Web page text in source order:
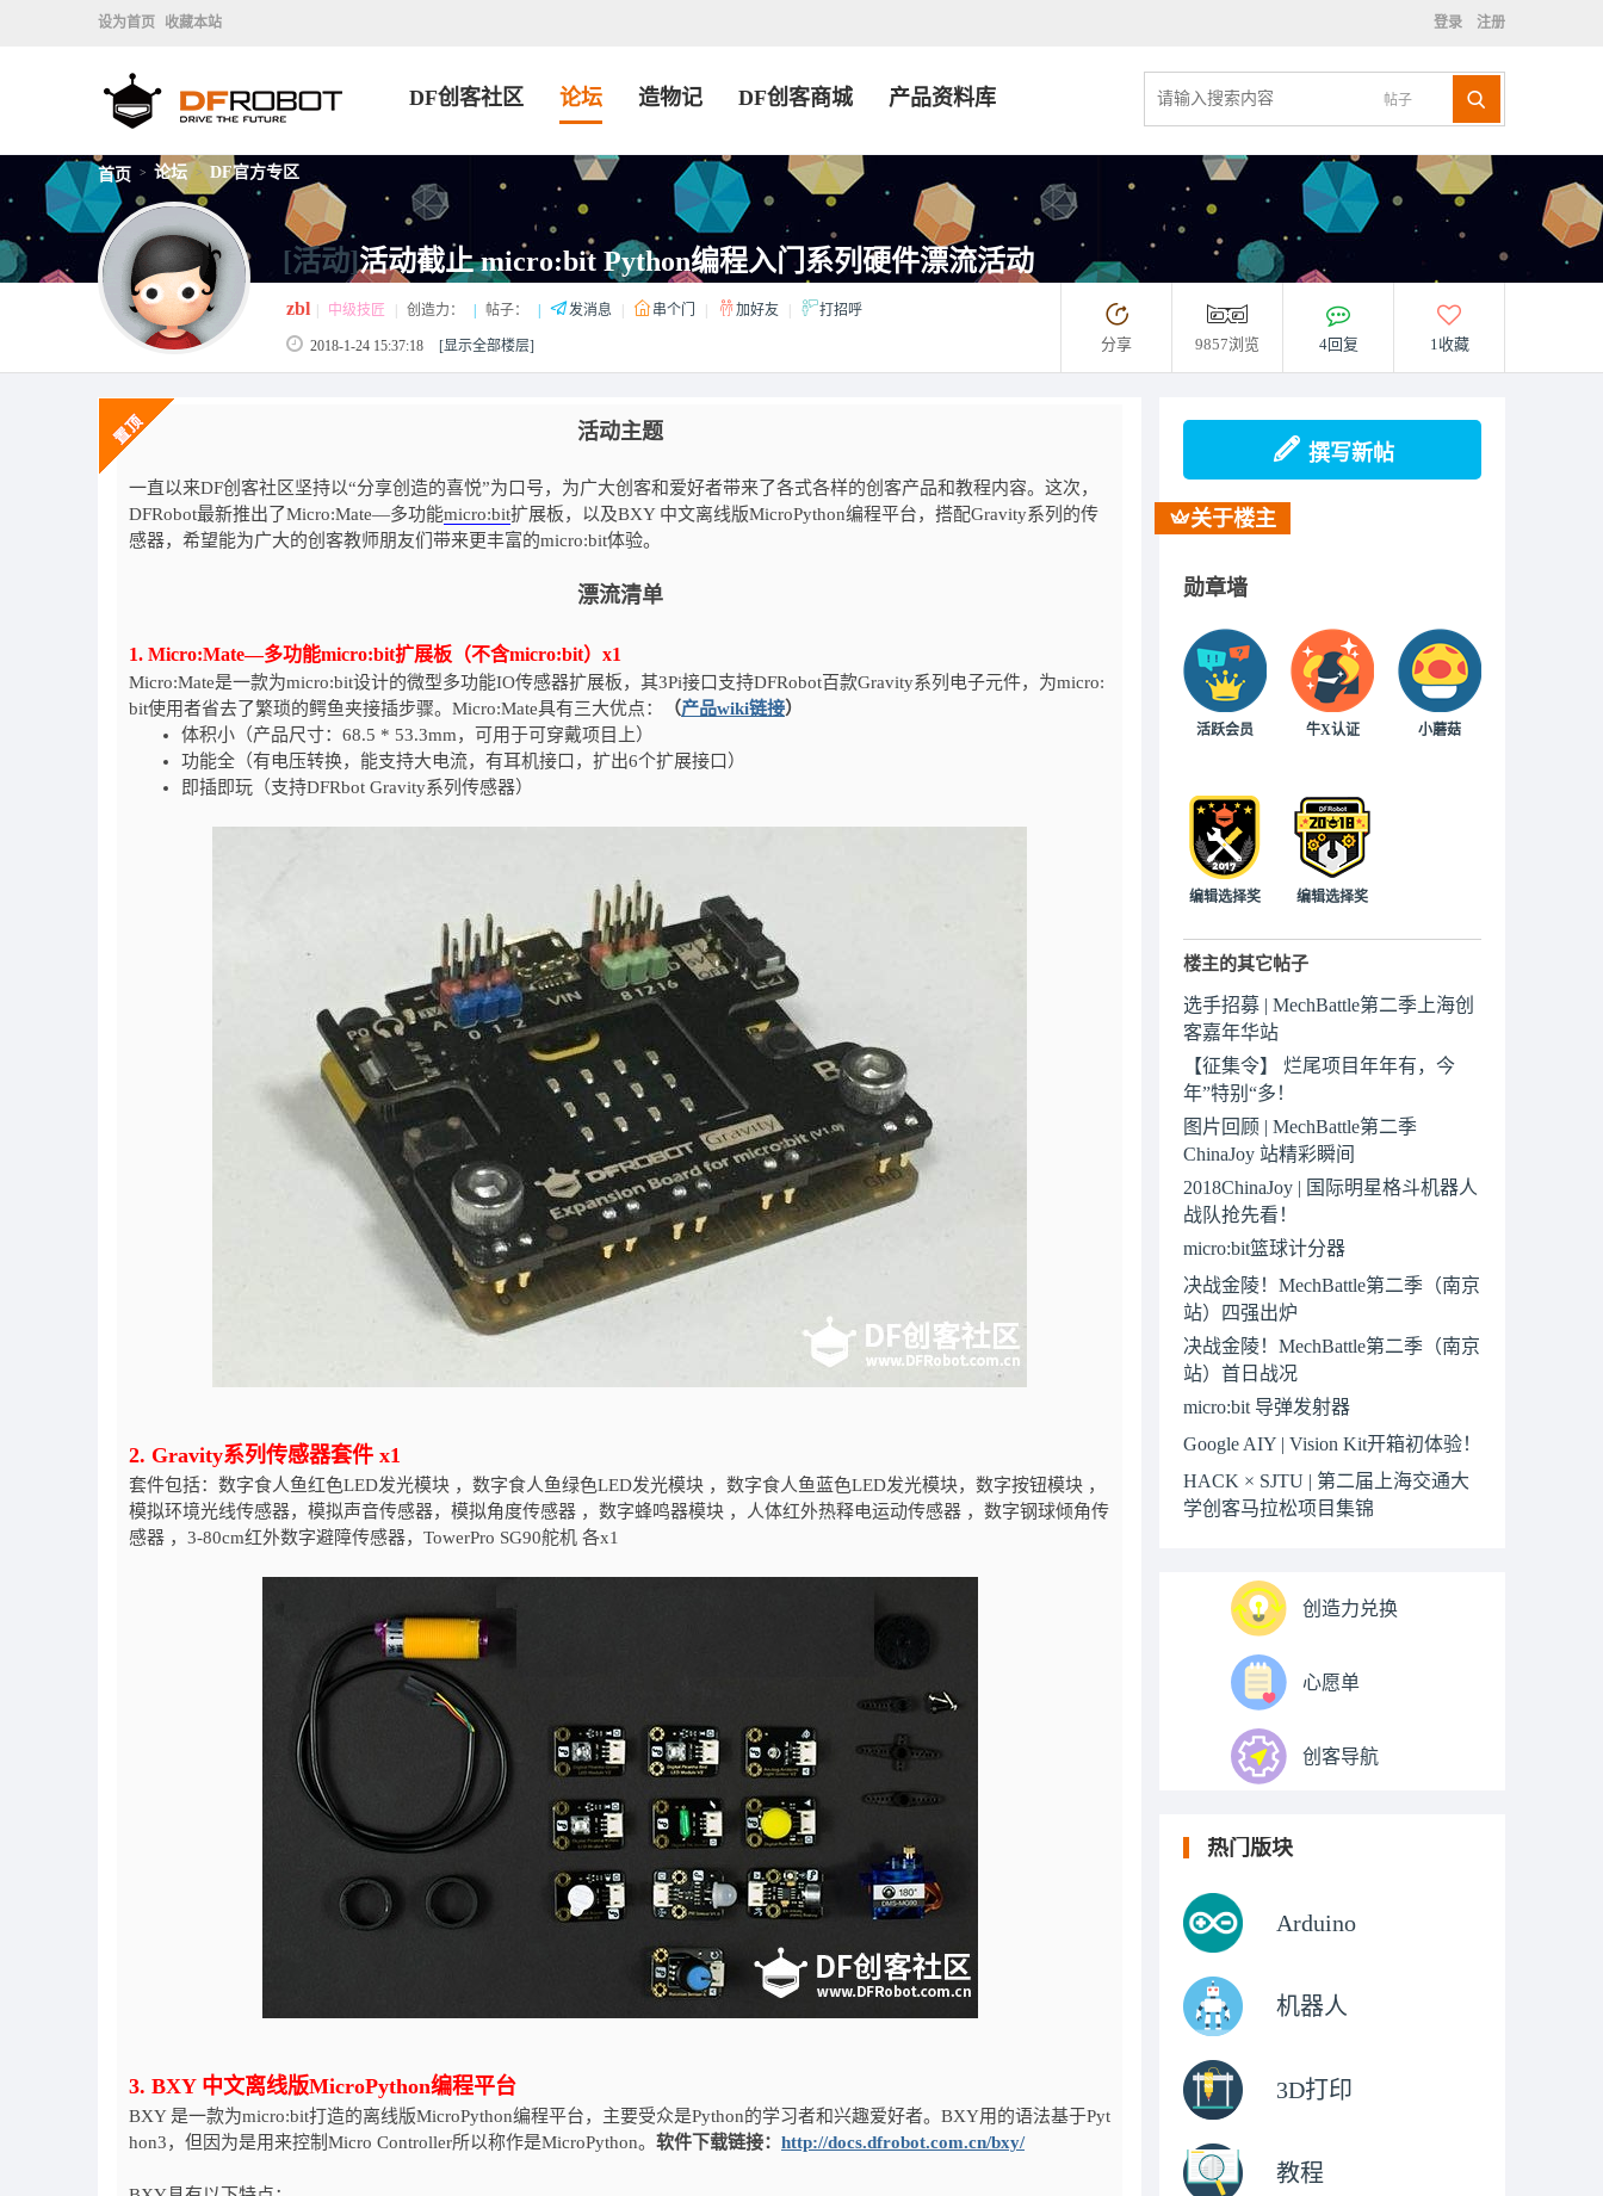
设为首页 收藏本站 登录 注册
帖子
DF创客社区 论坛 造物记 DF创客商城 产品资料库
首页 > 论坛 > DF官方专区
[活动]活动截止 micro:bit Python编程入门系列硬件漂流活动
zbl 中级技匠 创造力： 帖子： 发消息 串个门 加好友 打招呼
2018-1-24 15:37:18 [显示全部楼层] 分享 9857浏览 4回复 1收藏
活动主题
一直以来DF创客社区坚持以“分享创造的喜悦”为口号，为广大创客和爱好者带来了各式各样的创客产品和教程内容。这次，
DFRobot最新推出了Micro:Mate—多功能micro:bit扩展板，以及BXY 中文离线版MicroPython编程平台，搭配Gravity系列的传
感器，希望能为广大的创客教师朋友们带来更丰富的micro:bit体验。
漂流清单
1. Micro:Mate—多功能micro:bit扩展板（不含micro:bit）x1
Micro:Mate是一款为micro:bit设计的微型多功能IO传感器扩展板，其3Pi接口支持DFRobot百款Gravity系列电子元件，为micro:
bit使用者省去了繁琐的鳄鱼夹接插步骤。Micro:Mate具有三大优点：
（产品wiki链接）
体积小（产品尺寸：68.5 * 53.3mm，可用于可穿戴项目上）
功能全（有电压转换，能支持大电流，有耳机接口，扩出6个扩展接口）
即插即玩（支持DFRbot Gravity系列传感器）
2. Gravity系列传感器套件 x1
套件包括：数字食人鱼红色LED发光模块 ，数字食人鱼绿色LED发光模块 ，数字食人鱼蓝色LED发光模块，数字按钮模块 ，
模拟环境光线传感器，模拟声音传感器，模拟角度传感器 ，数字蜂鸣器模块 ，人体红外热释电运动传感器 ，数字钢球倾角传
感器 ，3-80cm红外数字避障传感器，TowerPro SG90舵机 各x1
3. BXY 中文离线版MicroPython编程平台
BXY 是一款为micro:bit打造的离线版MicroPython编程平台，主要受众是Python的学习者和兴趣爱好者。BXY用的语法基于Pyt
hon3，但因为是用来控制Micro Controller所以称作是MicroPython。 软件下载链接： http://docs.dfrobot.com.cn/bxy/
撰写新帖
关于楼主
勋章墙
活跃会员 牛X认证 小蘑菇
编辑选择奖 编辑选择奖
楼主的其它帖子
选手招募 | MechBattle第二季上海创
客嘉年华站
【征集令】 烂尾项目年年有，今
年”特别“多！
图片回顾 | MechBattle第二季
ChinaJoy 站精彩瞬间
2018ChinaJoy | 国际明星格斗机器人
战队抢先看！
micro:bit篮球计分器
决战金陵！MechBattle第二季（南京
站）四强出炉
决战金陵！MechBattle第二季（南京
站）首日战况
micro:bit 导弹发射器
Google AIY | Vision Kit开箱初体验！
HACK × SJTU | 第二届上海交通大
学创客马拉松项目集锦
创造力兑换
心愿单
创客导航
热门版块
Arduino
机器人
3D打印
教程